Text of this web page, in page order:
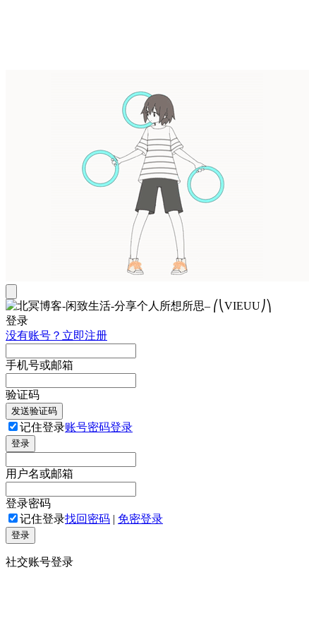
登录
没有账号？立即注册
手机号或邮箱
验证码
发送验证码
记住登录账号密码登录
登录
用户名或邮箱
登录密码
记住登录找回密码 | 免密登录
登录
社交账号登录